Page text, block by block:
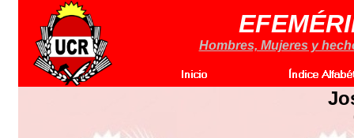
Hombres, Mujeres y